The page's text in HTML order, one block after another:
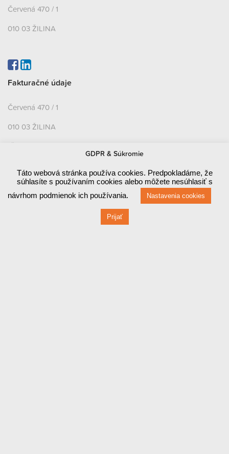
Červená 470 / 1
010 03 ŽILINA
Fakturačné údaje
Červená 470 / 1
010 03 ŽILINA
IČO: 44829710
IČ DPH: SK2022858948
Bankové údaje
SLOVENSKÁ SPORITEĽŇA, A.S.
GDPR & Súkromie
Táto webová stránka používa cookies. Predpokladáme, že
súhlasíte s používaním cookies alebo môžete nesúhlasiť s
návrhom podmienok ich používania.
Nastavenia cookies
Prijať